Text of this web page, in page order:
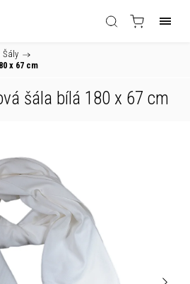
Šály /
x 67 cm
šála bílá 180 x 67 cm